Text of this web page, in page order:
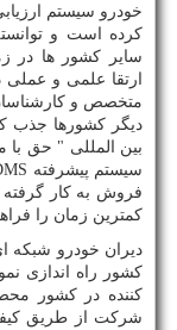
خودرو سیستم
کرده است و
سایر کشور ها در
ارتقا علمی و عملی
متخصص و
دیگر کشورها جذب
بین المللی " حق
سیستم پیشرفته
فروش به کار گرفته
کمترین زمان را
کشور راه اندازی
کننده در کشور
شرکت از طریق